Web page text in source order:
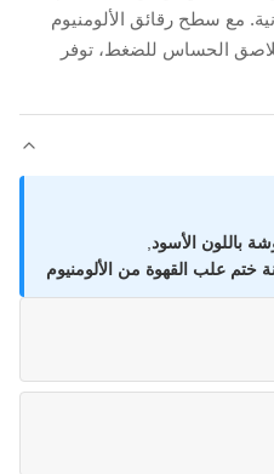
مع سطح رقائق الألومنيوم
الحساس للضغط، توفر
باللون الأسود
ختم علب القهوة من الألومنيوم